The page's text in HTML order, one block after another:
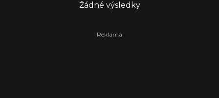
Žádné výsledky